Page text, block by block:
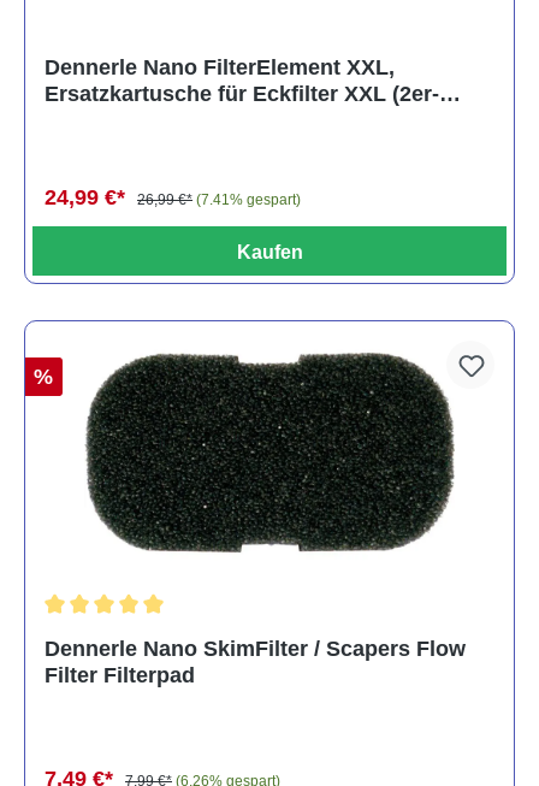
Dennerle Nano FilterElement XXL,
Ersatzkartusche für Eckfilter XXL (2er-
24,99 €* 26,99 €* (7.41% gespart)
Kaufen
%
Dennerle Nano SkimFilter / Scapers Flow
Filter Filterpad
7,49 €* 7,99 €* (6.26% gespart)